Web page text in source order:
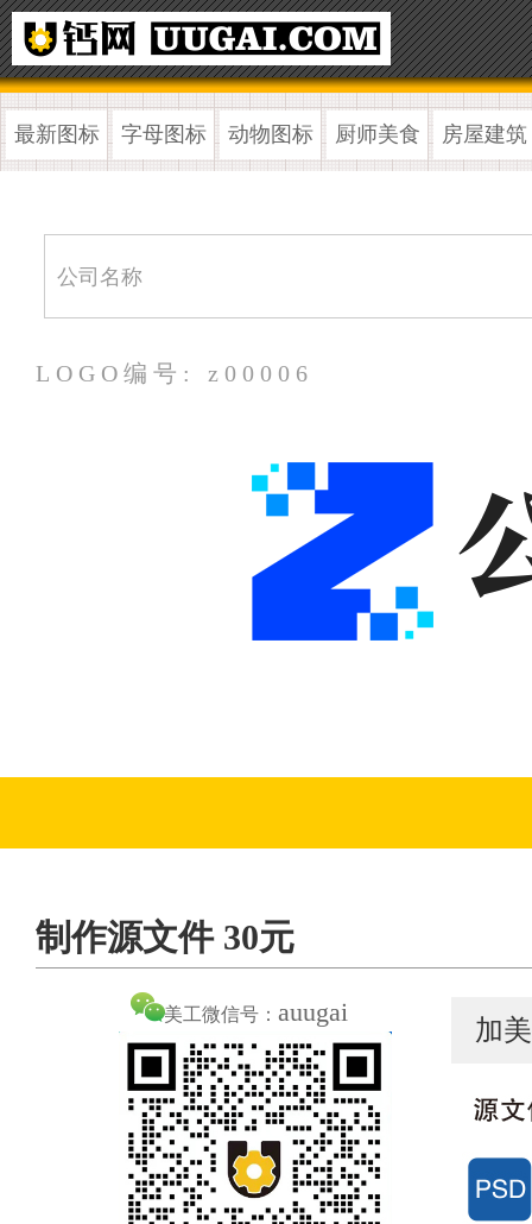
最新图标 字母图标 动物图标 厨师美食 房屋建筑
LOGO编号: z00006
制作源文件 30元
美工微信号： auugai
加